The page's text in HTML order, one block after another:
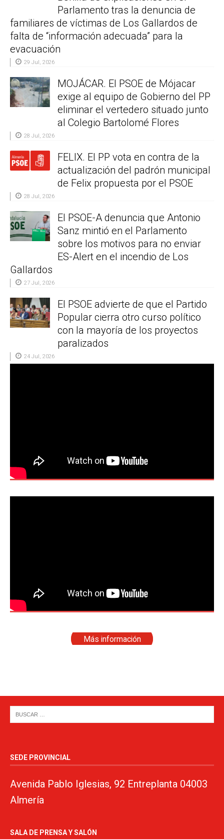
Parlamento tras la denuncia de
familiares de víctimas de Los Gallardos de
falta de “información adecuada” para la
evacuación
29 Jul, 2026
MOJÁCAR. El PSOE de Mójacar
exige al equipo de Gobierno del PP
eliminar el vertedero situado junto
al Colegio Bartolomé Flores
28 Jul, 2026
FELIX. El PP vota en contra de la
actualización del padrón municipal
de Felix propuesta por el PSOE
28 Jul, 2026
El PSOE-A denuncia que Antonio
Sanz mintió en el Parlamento
sobre los motivos para no enviar
ES-Alert en el incendio de Los
Gallardos
27 Jul, 2026
El PSOE advierte de que el Partido
Popular cierra otro curso político
con la mayoría de los proyectos
paralizados
24 Jul, 2026
Más información
SEDE PROVINCIAL
Avenida Pablo Iglesias, 92 Entreplanta 04003
Almería
SALA DE PRENSA Y SALÓN